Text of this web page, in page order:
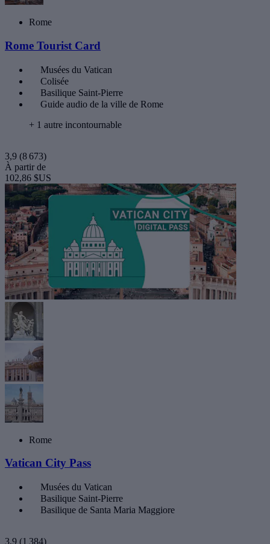
Rome
Rome Tourist Card
Musées du Vatican
Colisée
Basilique Saint-Pierre
Guide audio de la ville de Rome
+ 1 autre incontournable
3,9 (8 673)
À partir de
102,86 $US
Rome
Vatican City Pass
Musées du Vatican
Basilique Saint-Pierre
Basilique de Santa Maria Maggiore
3,9 (1 384)